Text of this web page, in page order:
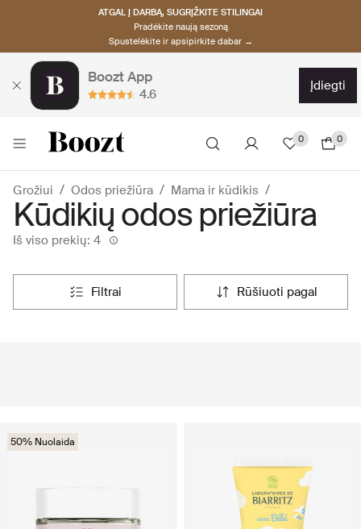
ATGAL Į DARBĄ, SUGRĮŽKITE STILINGAI
Pradėkite naują sezoną
Spustelėkite ir apsipirkite dabar →
Boozt App
4.6
įdiegti
0 0
Grožiui Odos priežiūra Mama ir kūdikis
Kūdikių odos priežiūra
Iš viso prekių: 4
filtrai rūšiuoti pagal
50% Nuolaida